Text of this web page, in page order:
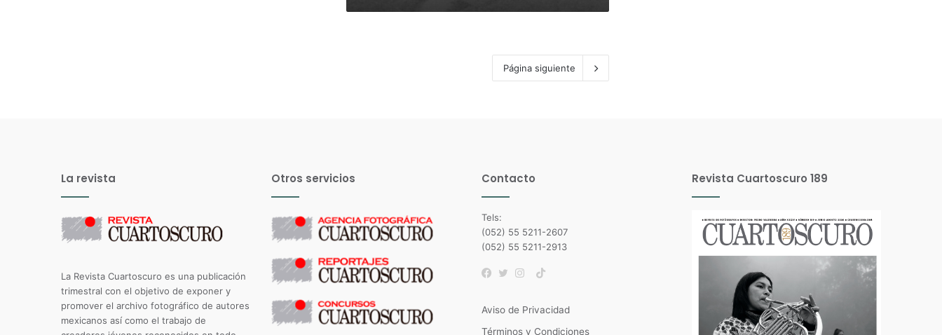
Página siguiente
La revista
La Revista Cuartoscuro es una publicación
trimestral con el objetivo de exponer y
promover el archivo fotográfico de autores
mexicanos así como el trabajo de
Otros servicios Contacto
Tels:
(052) 55 5211-2607
(052) 55 5211-2913
TikTok
Aviso de Privacidad
Términos y Condiciones
Revista Cuartoscuro 189